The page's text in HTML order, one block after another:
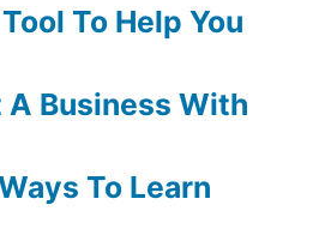
To Help You
A Business With
To Learn